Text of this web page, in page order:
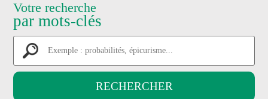
Votre recherche
par mots-clés